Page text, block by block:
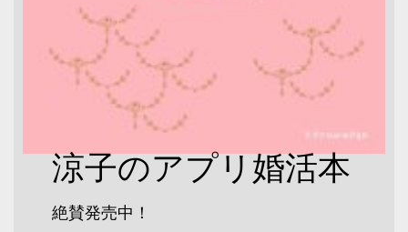
涼子のアプリ婚活本
絶賛発売中！